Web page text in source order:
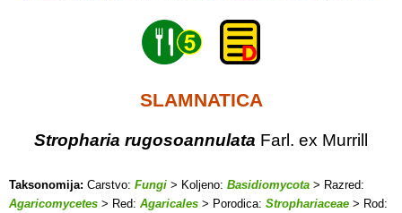
SLAMNATICA
Stropharia rugosoannulata Farl. ex Murrill
Taksonomija: Carstvo: Fungi > Koljeno: Basidiomycota > Razred:
Agaricomycetes > Red: Agaricales > Porodica: Strophariaceae > Rod: